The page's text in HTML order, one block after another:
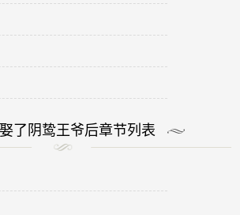
了阴鸷王爷后章节列表